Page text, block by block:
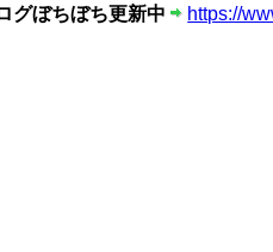
グぼちぼち更新中 https://